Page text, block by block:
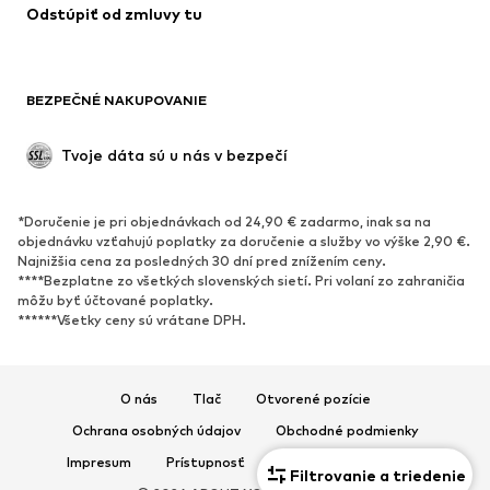
Filtrovanie a triedenie
Plavky
Upcyklácia
Nové
Obľúbené
Tenisky
Členkové čižmy
Topánky na vysokom podpätku
Sandále
Papuče
Exkluzívne
Odstúpiť od zmluvy tu
BEZPEČNÉ NAKUPOVANIE
Tvoje dáta sú u nás v bezpečí
*Doručenie je pri objednávkach od 24,90 € zadarmo, inak sa na
objednávku vzťahujú poplatky za doručenie a služby vo výške 2,90 €.
Najnižšia cena za posledných 30 dní pred znížením ceny.
****Bezplatne zo všetkých slovenských sietí. Pri volaní zo zahraničia
môžu byť účtované poplatky.
******Všetky ceny sú vrátane DPH.
O nás Tlač
Otvorené pozície
Ochrana osobných údajov
Obchodné podmienky
Impresum
Prístupnosť